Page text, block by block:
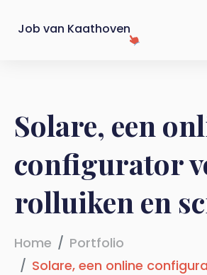
Job van Kaathoven
Solare, een
configurator
rolluiken en
Home
Portfolio
Solare, een online